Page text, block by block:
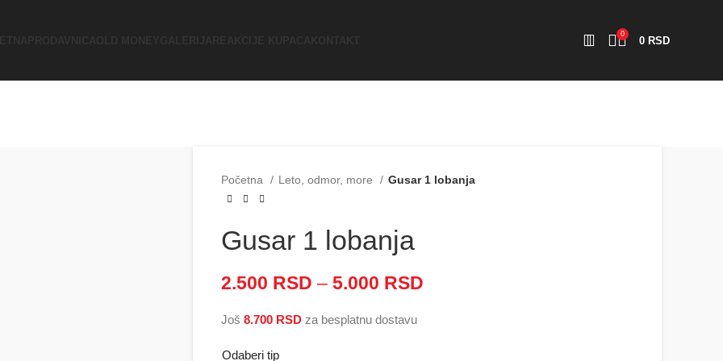
0
0 RSD
Početna Leto, odmor, more Gusar 1 lobanja
Gusar 1 lobanja
2.500 RSD – 5.000 RSD
Još 8.700 RSD za besplatnu dostavu
Odaberi tip